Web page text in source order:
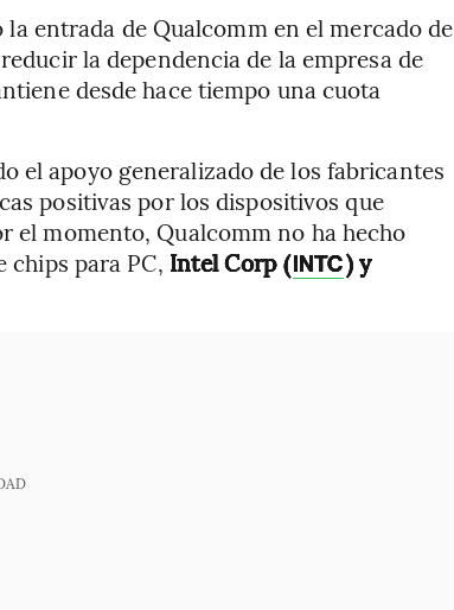
la entrada de Qualcomm en el mercado de
la dependencia de la empresa de
desde hace tiempo una cuota
el apoyo generalizado de los fabricantes
positivas por los dispositivos que
el momento, Qualcomm no ha hecho
chips para PC, Intel Corp (INTC) y